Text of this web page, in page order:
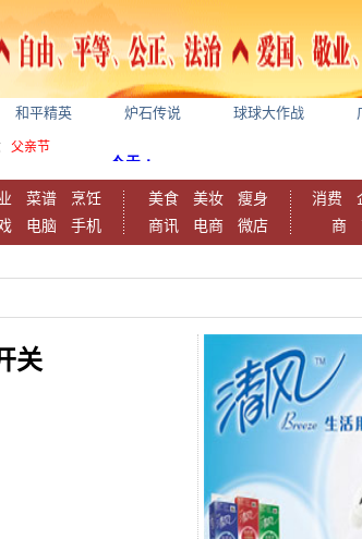
和平精英 炉石传说 球球大作战
父亲节
菜谱
烹饪
电脑 手机
美食 美妆
瘦身
商讯
电商 微店
消费
商
关